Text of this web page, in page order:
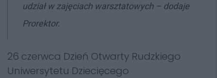
udział w zajęciach warsztatowych – dodaje
Prorektor.
26 czerwca Dzień Otwarty Rudzkiego
Uniwersytetu Dziecięcego